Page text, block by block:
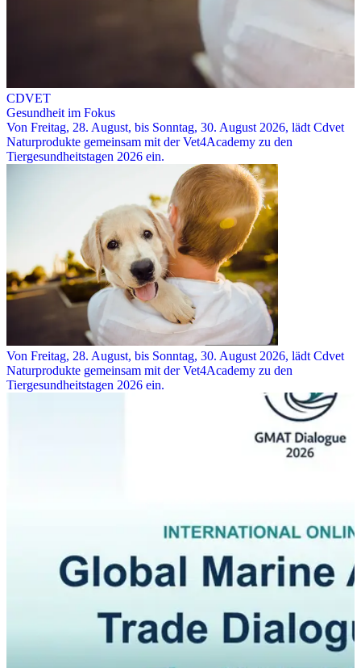
CDVET
Gesundheit im Fokus
Von Freitag, 28. August, bis Sonntag, 30. August 2026, lädt Cdvet
Naturprodukte gemeinsam mit der Vet4Academy zu den
Tiergesundheitstagen 2026 ein.
Von Freitag, 28. August, bis Sonntag, 30. August 2026, lädt Cdvet
Naturprodukte gemeinsam mit der Vet4Academy zu den
Tiergesundheitstagen 2026 ein.